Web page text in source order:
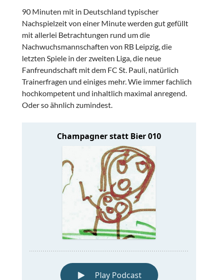
90 Minuten mit in Deutschland typischer
Nachspielzeit von einer Minute werden gut gefüllt
mit allerlei Betrachtungen rund um die
Nachwuchsmannschaften von RB Leipzig, die
letzten Spiele in der zweiten Liga, die neue
Fanfreundschaft mit dem FC St. Pauli, natürlich
Trainerfragen und einiges mehr. Wie immer fachlich
hochkompetent und inhaltlich maximal anregend.
Oder so ähnlich zumindest.